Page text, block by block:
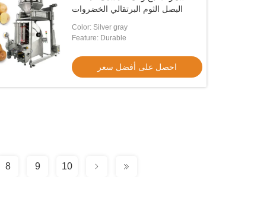
البصل الثوم البرتقالي الخضروات
Color: Silver gray
Feature: Durable
احصل على أفضل سعر
8 9 10